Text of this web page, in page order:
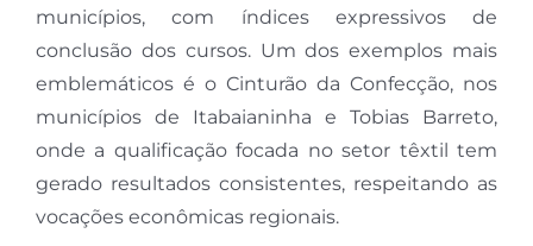
municípios, com índices expressivos de
conclusão dos cursos. Um dos exemplos mais
emblemáticos é o Cinturão da Confecção, nos
municípios de Itabaianinha e Tobias Barreto,
onde a qualificação focada no setor têxtil tem
gerado resultados consistentes, respeitando as
vocações econômicas regionais.